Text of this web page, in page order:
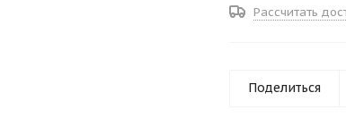
Рассчитать
Поделиться